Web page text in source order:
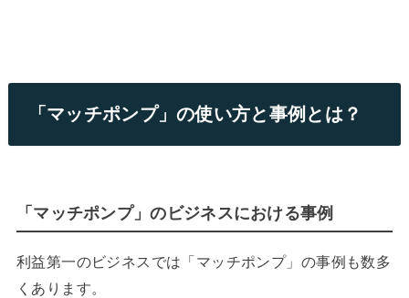
「マッチポンプ」の使い方と事例とは？
「マッチポンプ」のビジネスにおける事例
利益第一のビジネスでは「マッチポンプ」の事例も数多
くあります。